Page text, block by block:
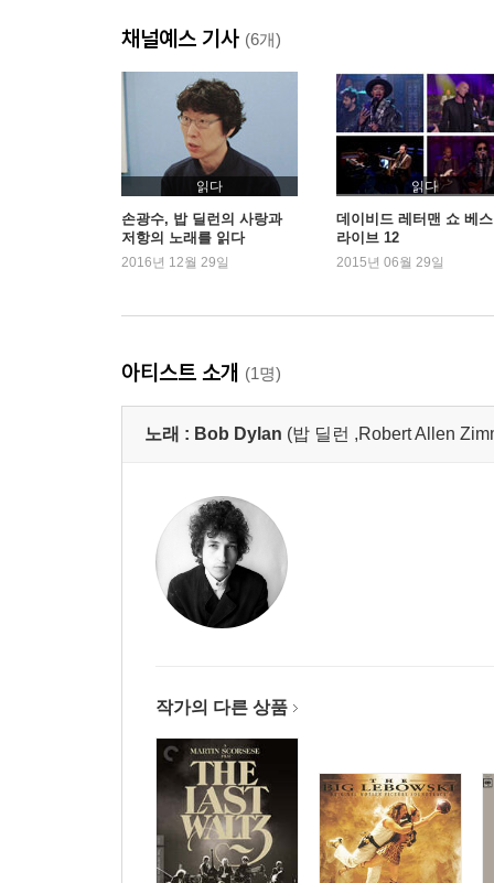
채널예스 기사 (6개)
읽다
손광수, 밥 딜런의 사랑과
저항의 노래를 읽다
2016년 12월 29일
읽다
데이비드 레터맨 쇼 베
라이브 12
2015년 06월 29일
아티스트 소개 (1명)
노래 : Bob Dylan (밥 딜런 ,Robert Allen
작가의 다른 상품